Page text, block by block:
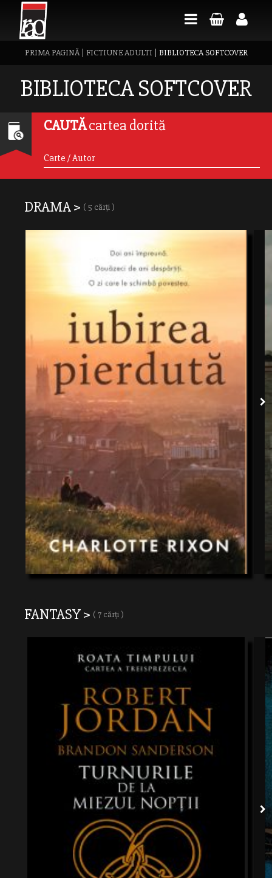
PRIMA PAGINĂ| FICTIUNE ADULTI BIBLIOTECA SOFTCOVER
BIBLIOTECA SOFTCOVER
CAUTĂcartea dorită
DRAMA > ( 5 cărți )
FANTASY > ( 7 cărți )